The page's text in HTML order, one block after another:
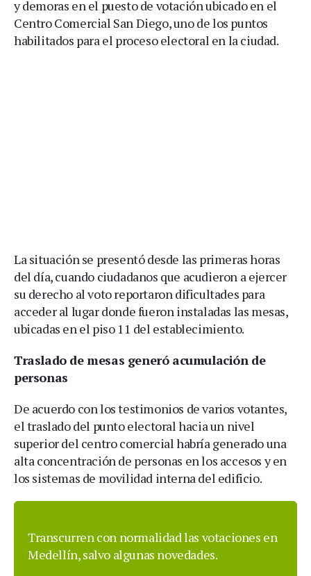
y demoras en el puesto de votación ubicado en el
Centro Comercial San Diego, uno de los puntos
habilitados para el proceso electoral en la ciudad.
La situación se presentó desde las primeras horas
del día, cuando ciudadanos que acudieron a ejercer
su derecho al voto reportaron dificultades para
acceder al lugar donde fueron instaladas las mesas,
ubicadas en el piso 11 del establecimiento.
Traslado de mesas generó acumulación de
personas
De acuerdo con los testimonios de varios votantes,
el traslado del punto electoral hacia un nivel
superior del centro comercial habría generado una
alta concentración de personas en los accesos y en
los sistemas de movilidad interna del edificio.
Transcurren con normalidad las votaciones en
Medellín, salvo algunas novedades.